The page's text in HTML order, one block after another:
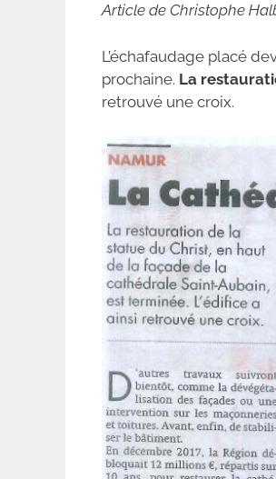
c
e
b
o
o
k
itt
er
at
s
A
p
p
ai
l
Article de Christophe
L’échafaudage placé
prochaine. La
retrouvé une croix.